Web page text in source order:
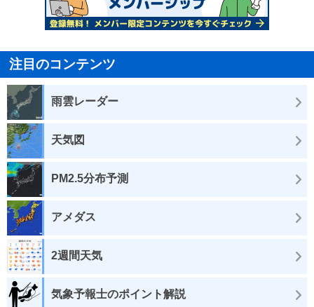
注目のコンテンツ
雨雲レーダー
天気図
PM2.5分布予測
アメダス
2週間天気
気象予報士のポイント解説